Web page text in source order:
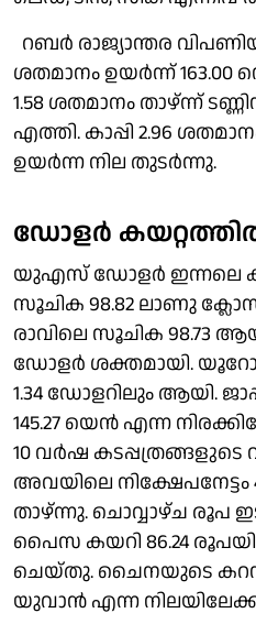
റബർ രാജ്യാന്തര
ശതമാനം ഉയർന്ന്
1.58 ശതമാനം താഴ്ന്ന്
എത്തി. കാപ്പി 2.96
ഉയർന്ന നില തുടർന്നു.
ഡോളർ
യുഎസ് ഡോളർ ഇന്നലെ
സൂചിക 98.82 ലാണു
രാവിലെ സൂചിക 98.73
ഡോളർ ശക്തമായി. യൂറോ
1.34 ഡോളറിലും ആയി.
145.27 യെൻ എന്ന
10 വർഷ
അവയിലെ
താഴ്ന്നു. ചൊവ്വാഴ്ച രൂപ
പൈസ കയറി 86.24
ചെയ്തു. ചൈനയുടെ
യുവാൻ എന്ന